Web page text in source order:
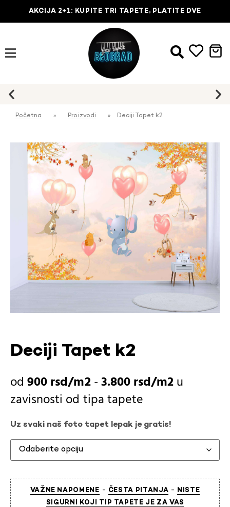
AKCIJA 2+1: KUPITE TRI TAPETE, PLATITE DVE
Početna » Proizvodi » Deciji Tapet k2
Deciji Tapet k2
900rsd -3.800rsd
u
zavisnosti od tipa tapete
Uz svaki naš foto tapet lepak je gratis!
VAŽNE NAPOMENE - ČESTA PITANJA -
NISTE
SIGURNI KOJI TIP TAPETE JE ZA VAS